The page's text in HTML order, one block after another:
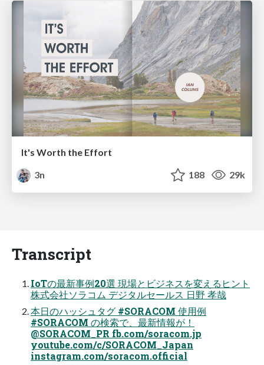
It's Worth the Effort
3n
188 29k
Transcript
IoTの最新事例20選 現場とビジネスを変えるヒント
株式会社ソラコム デジタルセールス 日野 孝哉
本日のハッシュタグ #SORACOM 使用例
#SORACOM の検索で、最新情報が！
@SORACOM_PR fb.com/soracom.jp
youtube.com/c/SORACOM_Japan
instagram.com/soracom.official